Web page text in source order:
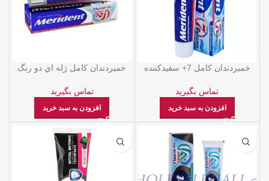
خميردندان كامل 7+ سفيدكننده
تماس بگیرید
افزودن به سبد خرید
خميردندان كامل ژله اي دو رنگ
تماس بگیرید
افزودن به سبد خرید